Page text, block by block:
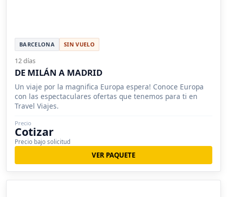
BARCELONA SIN VUELO
12 días
DE MILÁN A MADRID
Un viaje por la magnifica Europa espera! Conoce Europa
con las espectaculares ofertas que tenemos para ti en
Travel Viajes.
Precio
Cotizar
Precio bajo solicitud
VER PAQUETE